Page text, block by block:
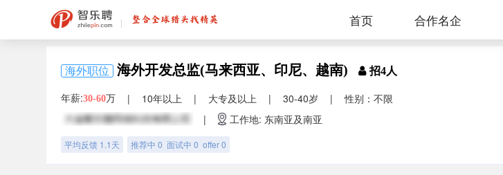
首页 合作名企
海外职位 海外开发总监(马来西亚、印尼、越南) 招4人
年薪:30-60万 | 10年以上 | 大专及以上 | 30-40岁 |
性别：不限
|
工作地: 东南亚及南亚
平均反馈 1.1天 推荐中 0 面试中 0 offer 0